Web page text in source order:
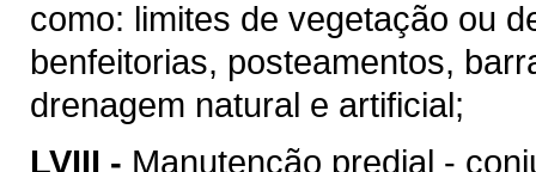
como: limites de vegetação ou
benfeitorias, posteamentos,
drenagem natural e artificial;
LVIII - Manutenção predial -